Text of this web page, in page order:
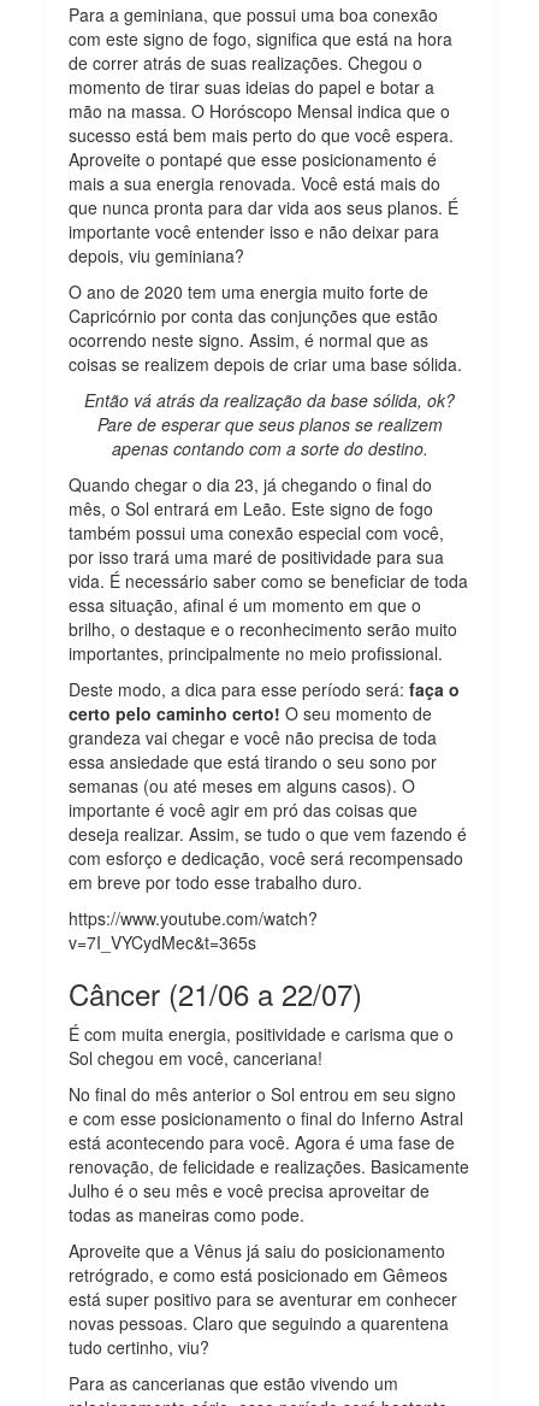
Para a geminiana, que possui uma boa conexão
com este signo de fogo, significa que está na hora
de correr atrás de suas realizações. Chegou o
momento de tirar suas ideias do papel e botar a
mão na massa. O Horóscopo Mensal indica que o
sucesso está bem mais perto do que você espera.
Aproveite o pontapé que esse posicionamento é
mais a sua energia renovada. Você está mais do
que nunca pronta para dar vida aos seus planos. É
importante você entender isso e não deixar para
depois, viu geminiana?
O ano de 2020 tem uma energia muito forte de
Capricórnio por conta das conjunções que estão
ocorrendo neste signo. Assim, é normal que as
coisas se realizem depois de criar uma base sólida.
Então vá atrás da realização da base sólida, ok?
Pare de esperar que seus planos se realizem
apenas contando com a sorte do destino.
Quando chegar o dia 23, já chegando o final do
mês, o Sol entrará em Leão. Este signo de fogo
também possui uma conexão especial com você,
por isso trará uma maré de positividade para sua
vida. É necessário saber como se beneficiar de toda
essa situação, afinal é um momento em que o
brilho, o destaque e o reconhecimento serão muito
importantes, principalmente no meio profissional.
Deste modo, a dica para esse período será:faça o
certo pelo caminho certo! O seu momento de
grandeza vai chegar e você não precisa de toda
essa ansiedade que está tirando o seu sono por
semanas (ou até meses em alguns casos). O
importante é você agir em pró das coisas que
deseja realizar. Assim, se tudo o que vem fazendo é
com esforço e dedicação, você será recompensado
em breve por todo esse trabalho duro.
https://www.youtube.com/watch?
v=7I_VYCydMec&t=365s
Câncer (21/06 a 22/07)
É com muita energia, positividade e carisma que o
Sol chegou em você, canceriana!
No final do mês anterior o Sol entrou em seu signo
e com esse posicionamento o final do Inferno Astral
está acontecendo para você. Agora é uma fase de
renovação, de felicidade e realizações. Basicamente
Julho é o seu mês e você precisa aproveitar de
todas as maneiras como pode.
Aproveite que a Vênus já saiu do posicionamento
retrógrado, e como está posicionado em Gêmeos
está super positivo para se aventurar em conhecer
novas pessoas. Claro que seguindo a quarentena
tudo certinho, viu?
Para as cancerianas que estão vivendo um